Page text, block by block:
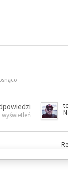
wyświetleń